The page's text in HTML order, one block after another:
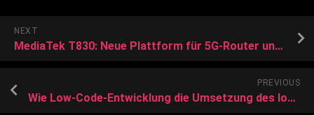
NEXT
MediaTek T830: Neue Plattform für 5G-Router und mobile Hotspots
PREVIOUS
Wie Low-Code-Entwicklung die Umsetzung des IoT vorantreibt